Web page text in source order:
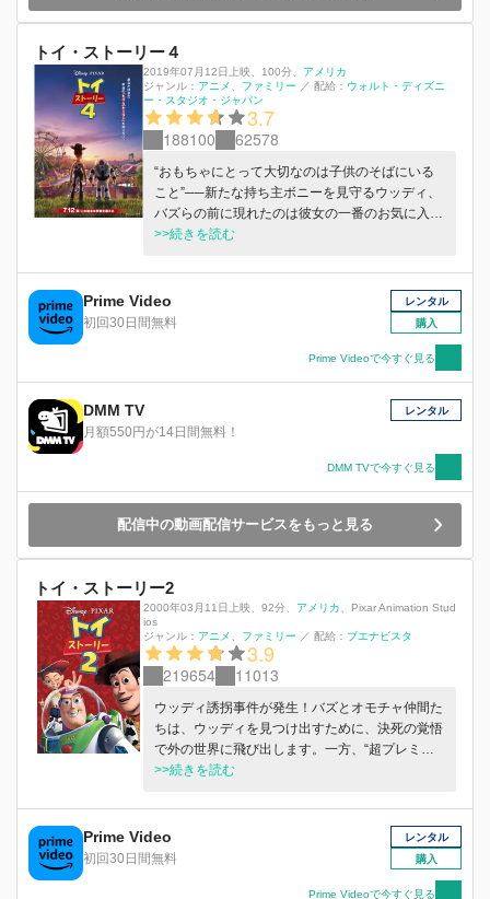
トイ・ストーリー４
2019年07月12日上映、 100分、 アメリカ
ジャンル： アニメ ファミリー ／ 配給： ウォルト・ディズニ
ー・スタジオ・ジャパン
3.7
188100 62578
“おもちゃにとって大切なのは子供のそばにいる
こと”──新たな持ち主ボニーを見守るウッディ、
バズらの前に現れたのは彼女の一番のお気に入り
で手作りおもちゃのフォーキー。彼は自分をゴミ
にフォーキーを救おうとするウッディを待ち受け
ていたのは、一度も愛されたことのないおもちゃ
や、かつての仲間ボーとの運命的な出会い、そし
てスリルあふれる遊園地での壮大な冒険だった。
見たことのない新しい世界で、最後にウッディが
選んだ“驚くべき決断”とは...? 世界中が涙した前
作を超える、「トイ・ストーリー」史上最大の感
動のアドベンチャー。その結末は、あなたの想像
を超える──。
>>続きを読む
Prime Video
初回30日間無料
レンタル
購入
Prime Videoで今すぐ見る
DMM TV
月額550円が14日間無料！
レンタル
DMM TVで今すぐ見る
配信中の動画配信サービスをもっと見る
トイ・ストーリー2
2000年03月11日上映、 92分、 アメリカ、 Pixar Animation Stud
ios
ジャンル： アニメ ファミリー ／ 配給： ブエナビスタ
3.9
219654 11013
ウッディ誘拐事件が発生！バズとオモチャ仲間た
ちは、ウッディを見つけ出すために、決死の覚悟
で外の世界に飛び出します。一方、“超プレミア
人形”として、カウガール人形のジェシーや馬の
れようとしていたウッディは、ジェシーからある
事実を聞かされて、仲間たちの元に戻りたい気持
ちが揺らぎ始めていました。そんな時、さまざま
な危険をくぐりぬけ、バズたちがウッディ救出に
現れて・・・。ノンストップで突っ走るクライマ
>>続きを読む
Prime Video
初回30日間無料
レンタル
購入
Prime Videoで今すぐ見る